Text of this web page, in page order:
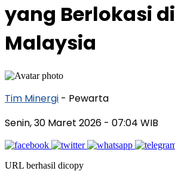
yang Berlokasi di
Malaysia
Tim Minergi - Pewarta
Senin, 30 Maret 2026 - 07:04 WIB
URL berhasil dicopy